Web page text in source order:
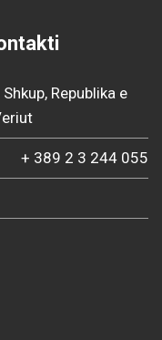
Republika e
+ 389 2 3 244 055